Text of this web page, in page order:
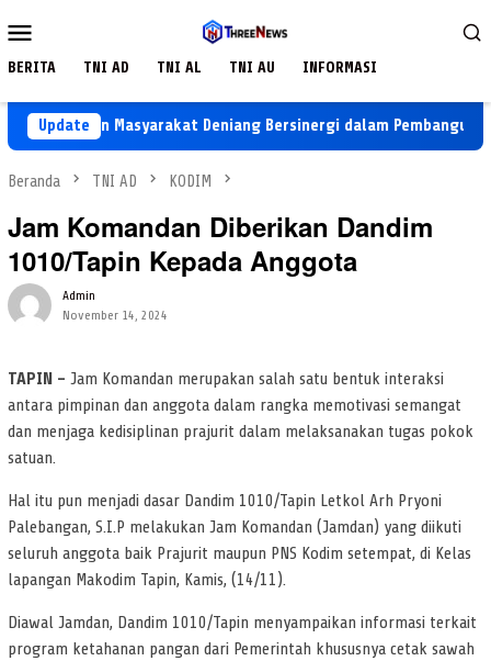
ke
Mobile
BERITA TNI AD TNI AL TNI AU INFORMASI
Update
dan Masyarakat Deniang Bersinergi dalam Pembangunan
Beranda TNI AD KODIM
Jam Komandan Diberikan Dandim
1010/Tapin Kepada Anggota
Admin
November 14, 2024
TAPIN – Jam Komandan merupakan salah satu bentuk interaksi
antara pimpinan dan anggota dalam rangka memotivasi semangat
dan menjaga kedisiplinan prajurit dalam melaksanakan tugas pokok
satuan.
Hal itu pun menjadi dasar Dandim 1010/Tapin Letkol Arh Pryoni
Palebangan, S.I.P melakukan Jam Komandan (Jamdan) yang diikuti
seluruh anggota baik Prajurit maupun PNS Kodim setempat, di Kelas
lapangan Makodim Tapin, Kamis, (14/11).
Diawal Jamdan, Dandim 1010/Tapin menyampaikan informasi terkait
program ketahanan pangan dari Pemerintah khususnya cetak sawah